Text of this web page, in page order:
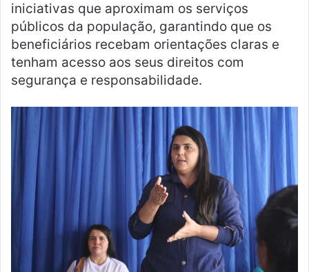
iniciativas que aproximam os serviços
públicos da população, garantindo que os
beneficiários recebam orientações claras e
tenham acesso aos seus direitos com
segurança e responsabilidade.